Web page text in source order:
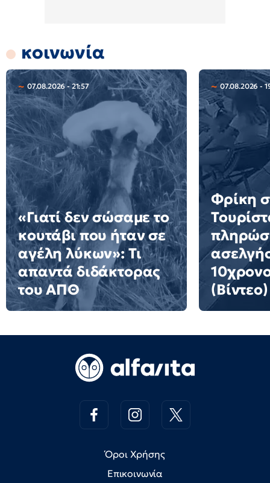
κοινωνία
07.08.2026 - 21:57
«Γιατί δεν σώσαμε το
κουτάβι που ήταν σε
αγέλη λύκων»: Τι
απαντά διδάκτορας
του ΑΠΘ
07.08.2026 -
Φρίκη
(Βίντεο)
Όροι Χρήσης
Επικοινωνία